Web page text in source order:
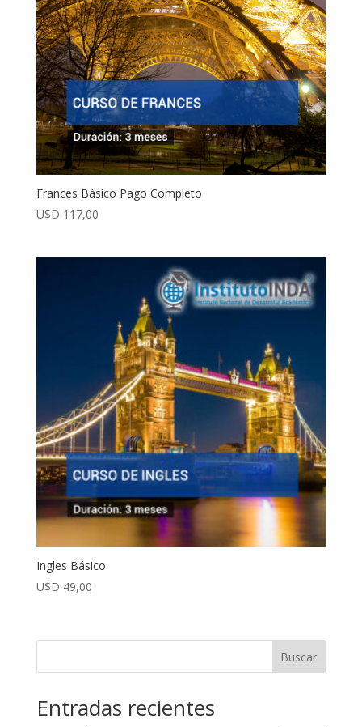
Frances Básico Pago Completo
U$D 117,00
Ingles Básico
U$D 49,00
Buscar
Entradas recientes